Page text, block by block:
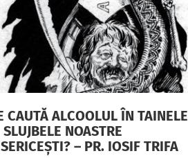
CAUTĂ ALCOOLUL ÎN TAINELE
NOASTRE
– PR. IOSIF TRIFA